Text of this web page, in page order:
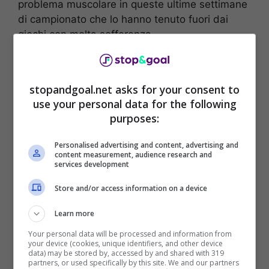
problema muscolare in queste ultime settimane
di campionato che lo hanno tenuto fuori dai
giochi con molta sofferenza.
La risposta dagli esami strumentali di Ciro
Immobile è finalmente arrivata e tranquillizza,
per quanto possibile, sia il calciatore che Sarri.
Oggi farà nuovi test definitivi per poi capire se
stopandgoal.net asks for your consent to
use your personal data for the following
purposes:
Personalised advertising and content, advertising and
content measurement, audience research and
services development
Store and/or access information on a device
Learn more
Your personal data will be processed and information from
your device (cookies, unique identifiers, and other device
data) may be stored by, accessed by and shared with 319
partners, or used specifically by this site. We and our partners